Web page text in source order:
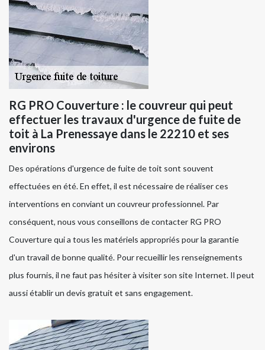
RG PRO Couverture : le couvreur qui peut
effectuer les travaux d'urgence de fuite de
toit à La Prenessaye dans le 22210 et ses
environs
Des opérations d'urgence de fuite de toit sont souvent
effectuées en été. En effet, il est nécessaire de réaliser ces
interventions en conviant un couvreur professionnel. Par
conséquent, nous vous conseillons de contacter RG PRO
Couverture qui a tous les matériels appropriés pour la garantie
d'un travail de bonne qualité. Pour recueillir les renseignements
plus fournis, il ne faut pas hésiter à visiter son site Internet. Il peut
aussi établir un devis gratuit et sans engagement.